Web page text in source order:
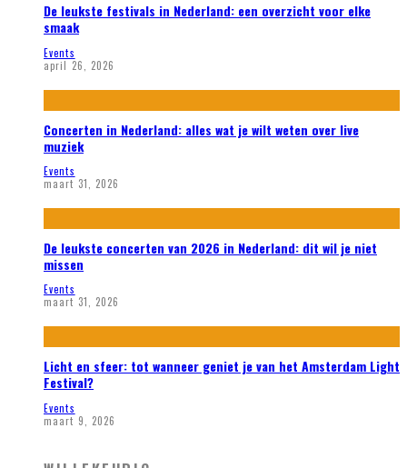
De leukste festivals in Nederland: een overzicht voor elke
smaak
Events
april 26, 2026
Concerten in Nederland: alles wat je wilt weten over live
muziek
Events
maart 31, 2026
De leukste concerten van 2026 in Nederland: dit wil je niet
missen
Events
maart 31, 2026
Licht en sfeer: tot wanneer geniet je van het Amsterdam Light
Festival?
Events
maart 9, 2026